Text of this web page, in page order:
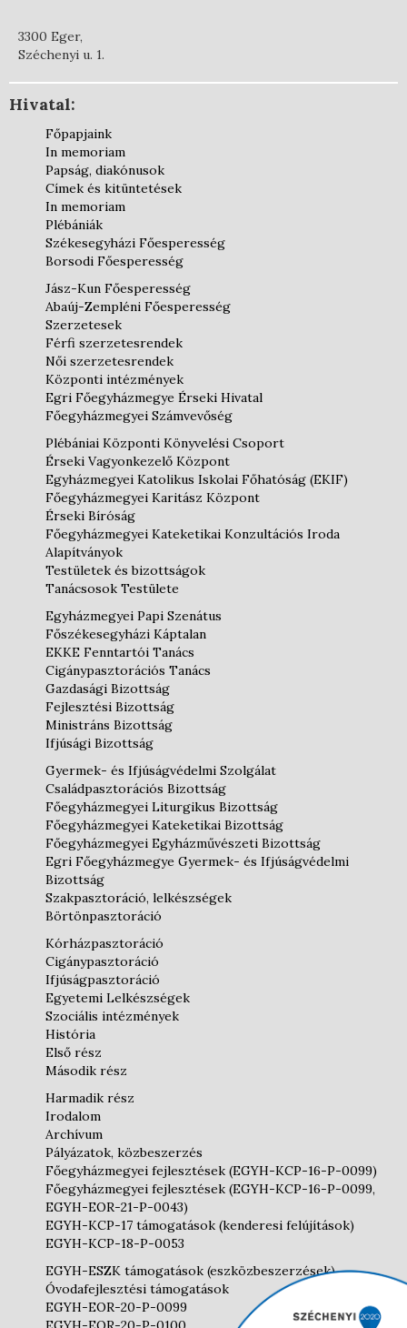
3300 Eger,
Széchenyi u. 1.
Hivatal:
Főpapjaink
In memoriam
Papság, diakónusok
Címek és kitüntetések
In memoriam
Plébániák
Székesegyházi Főesperesség
Borsodi Főesperesség
Jász-Kun Főesperesség
Abaúj-Zempléni Főesperesség
Szerzetesek
Férfi szerzetesrendek
Női szerzetesrendek
Központi intézmények
Egri Főegyházmegye Érseki Hivatal
Főegyházmegyei Számvevőség
Plébániai Központi Könyvelési Csoport
Érseki Vagyonkezelő Központ
Egyházmegyei Katolikus Iskolai Főhatóság (EKIF)
Főegyházmegyei Karitász Központ
Érseki Bíróság
Főegyházmegyei Kateketikai Konzultációs Iroda
Alapítványok
Testületek és bizottságok
Tanácsosok Testülete
Egyházmegyei Papi Szenátus
Főszékesegyházi Káptalan
EKKE Fenntartói Tanács
Cigánypasztorációs Tanács
Gazdasági Bizottság
Fejlesztési Bizottság
Ministráns Bizottság
Ifjúsági Bizottság
Gyermek- és Ifjúságvédelmi Szolgálat
Családpasztorációs Bizottság
Főegyházmegyei Liturgikus Bizottság
Főegyházmegyei Kateketikai Bizottság
Főegyházmegyei Egyházművészeti Bizottság
Egri Főegyházmegye Gyermek- és Ifjúságvédelmi
Bizottság
Szakpasztoráció, lelkészségek
Börtönpasztoráció
Kórházpasztoráció
Cigánypasztoráció
Ifjúságpasztoráció
Egyetemi Lelkészségek
Szociális intézmények
História
Első rész
Második rész
Harmadik rész
Irodalom
Archívum
Pályázatok, közbeszerzés
Főegyházmegyei fejlesztések (EGYH-KCP-16-P-0099)
Főegyházmegyei fejlesztések (EGYH-KCP-16-P-0099,
EGYH-EOR-21-P-0043)
EGYH-KCP-17 támogatások (kenderesi felújítások)
EGYH-KCP-18-P-0053
EGYH-ESZK támogatások (eszközbeszerzések)
Óvodafejlesztési támogatások
EGYH-EOR-20-P-0099